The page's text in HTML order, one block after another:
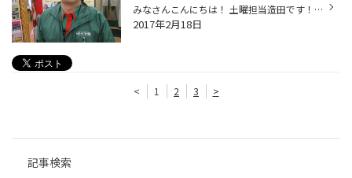
みなさんこんにちは！ 土曜担当造田です！ またまたモンストネタ(笑) ４０階までもう少し！頑張ってます＼(゜ロ＼)(／ロ゜)／ さて売り出し初日！ 大盛況ありがとうございます！！！ 今タイヤを買っても変わらないでしょ？と思ったそこのあなた！！！！！ 是非一度ご来店ください<m(__)m> ①良いタイ...
2017年2月18日
< 1 2 3 >
記事検索